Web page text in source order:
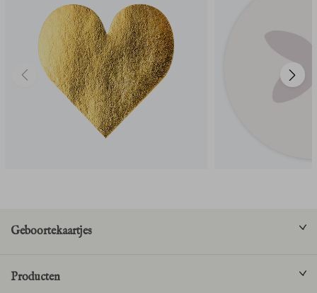
Geboortekaartjes
Producten